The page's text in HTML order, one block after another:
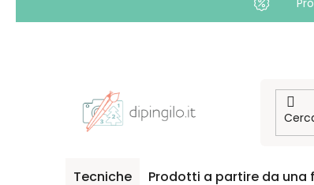
Tecniche Prodotti a partire da una